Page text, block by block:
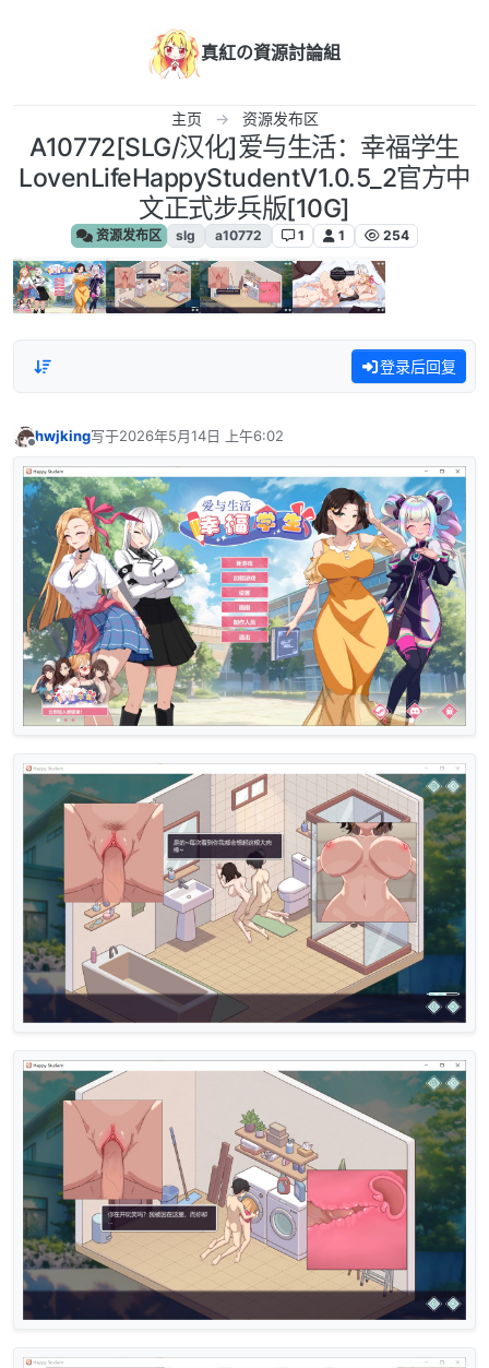
真紅の資源討論組
主页 资源发布区
A10772[SLG/汉化]爱与生活：幸福学生
LovenLifeHappyStudentV1.0.5_2官方中
文正式步兵版[10G]
资源发布区 slg a10772 1 1 254
登录后回复
hwjking写于2026年5月14日 上午6:02
最后由 编辑